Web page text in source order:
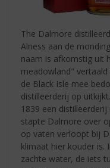
The Dalmore
Alness aan de
naam is afkomstig uit
meadowland"
de Black Isle mee
distilleerderij op
1839 een
stapte Dalmore over
op vaten verloopt bij
klimaat hier kouder is.
zachte water, de iets